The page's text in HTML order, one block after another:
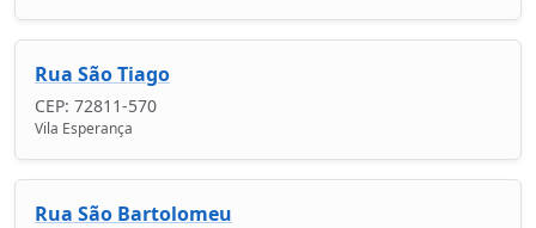
Rua São Tiago
CEP: 72811-570
Vila Esperança
Rua São Bartolomeu